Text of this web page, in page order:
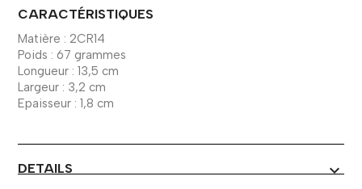
CARACTÉRISTIQUES
Matière : 2CR14
Poids : 67 grammes
Longueur : 13,5 cm
Largeur : 3,2 cm
Epaisseur : 1,8 cm
DETAILS expand_more